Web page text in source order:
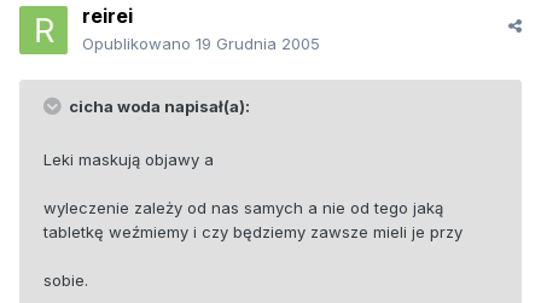
reirei
Opublikowano 19 Grudnia 2005
cicha woda napisał(a):
Leki maskują objawy a
wyleczenie zależy od nas samych a nie od tego jaką
tabletkę weźmiemy i czy będziemy zawsze mieli je przy
sobie.